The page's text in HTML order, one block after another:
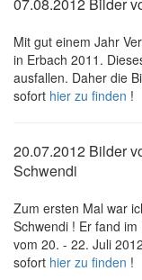
Mit gut einem Jahr
in Erbach 2011.
ausfallen. Daher die
sofort hier zu finden !
20.07.2012 Bilder
Schwendi
Zum ersten Mal war
Schwendi ! Er fand
vom 20. - 22. Juli
sofort hier zu finden !